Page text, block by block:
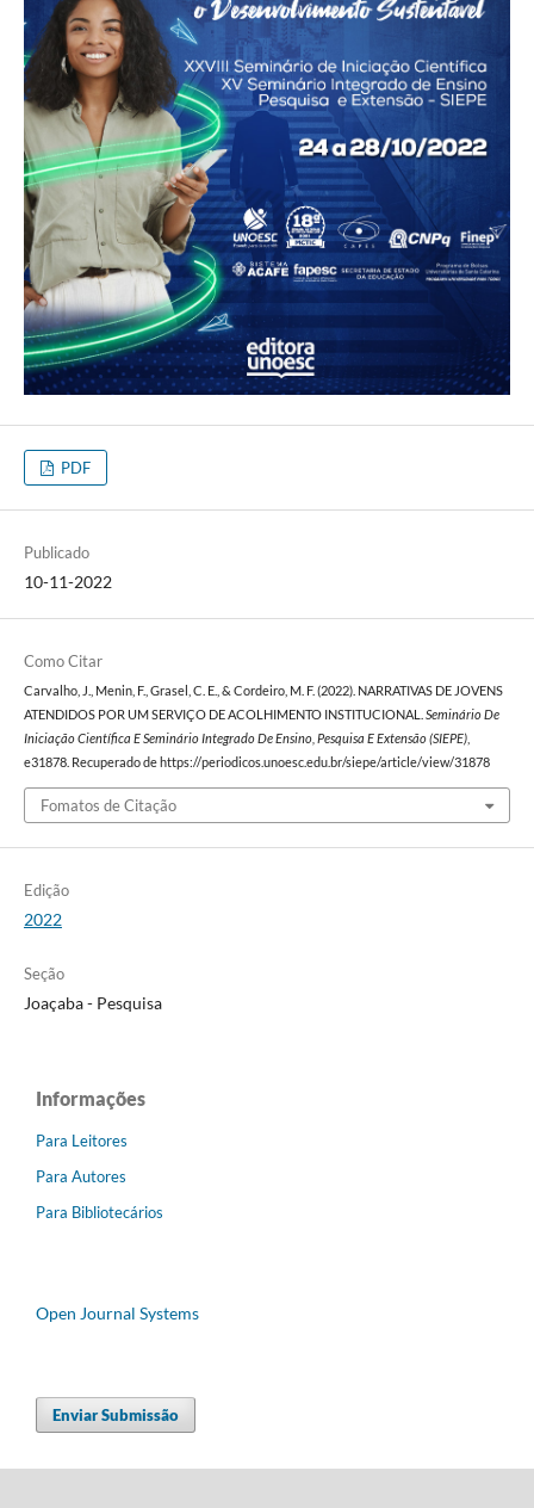
PDF
Publicado
10-11-2022
Como Citar
Carvalho, J., Menin, F., Grasel, C. E., & Cordeiro, M. F. (2022). NARRATIVAS DE JOVENS
ATENDIDOS POR UM SERVIÇO DE ACOLHIMENTO INSTITUCIONAL.Seminário De
Iniciação Científica E Seminário Integrado De Ensino, Pesquisa E Extensão (SIEPE),
e31878. Recuperado de https://periodicos.unoesc.edu.br/siepe/article/view/31878
Fomatos de Citação
Edição
2022
Seção
Joaçaba - Pesquisa
Informações
Para Leitores
Para Autores
Para Bibliotecários
Open Journal Systems
Enviar Submissão